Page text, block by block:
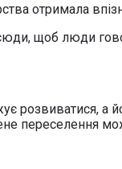
отримала
щоб люди
розвиватися, а
переселення